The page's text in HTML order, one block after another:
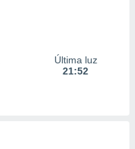
Última luz
21:52